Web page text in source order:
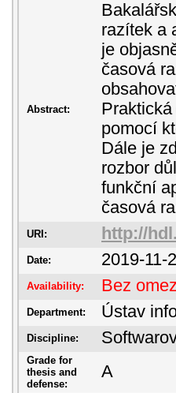
Abstract:
razítek a
je
časová
pomocí
Dále je
rozbor
funkční
časová
URI: http://
Date: 2019-11-
Availability: Bez
Department: Ústav
Discipline:
Grade for
thesis and
defense:
A